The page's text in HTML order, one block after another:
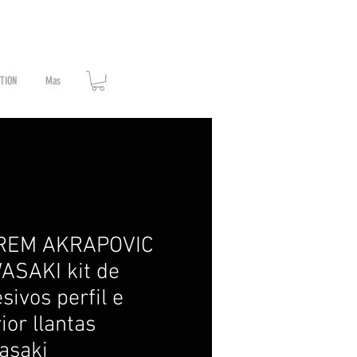
Mas
AKRAPOVIC
kit de
perfil e
llantas